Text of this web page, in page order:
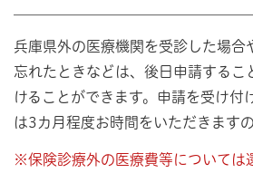
兵庫県外の医療機関を受診した場合
忘れたときなどは、後日申請するこ
けることができます。申請を受け付
は3カ月程度お時間をいただきます
※保険診療外の医療費等については